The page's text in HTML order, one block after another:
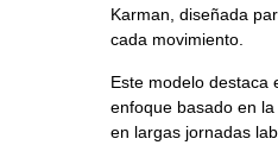
Karman, diseñada
cada movimiento.
Este modelo destaca
enfoque basado en
en largas jornadas